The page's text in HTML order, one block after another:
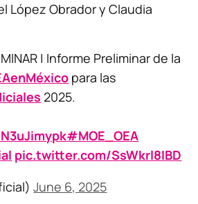
López Obrador y Claudia
| Informe Preliminar de la
para las
2025.
#MOE_OEA
pic.twitter.com/SsWkrl8IBD
June 6, 2025